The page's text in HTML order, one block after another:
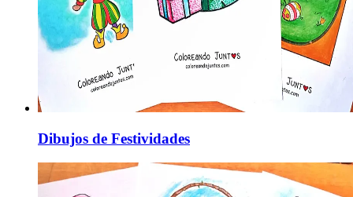
Dibujos de Festividades